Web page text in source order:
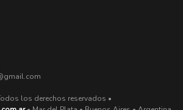
los derechos reservados •